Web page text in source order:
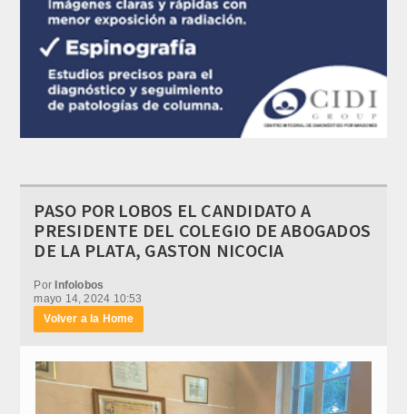
PASO POR LOBOS EL CANDIDATO A
PRESIDENTE DEL COLEGIO DE ABOGADOS
DE LA PLATA, GASTON NICOCIA
PorInfolobos
mayo 14, 2024 10:53
Volver a la Home